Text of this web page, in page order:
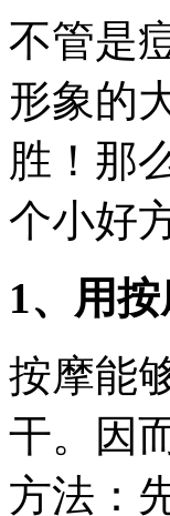
不管是
形象的
胜！那
个小好
1、用
按摩能
干。因
方法：